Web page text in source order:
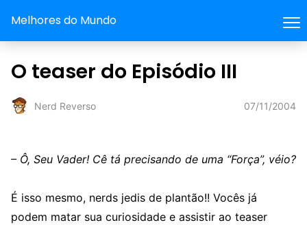
Melhores do Mundo
O teaser do Episódio III
Nerd Reverso 07/11/2004
– Ô, Seu Vader! Cê tá precisando de uma “Força”, véio?
É isso mesmo, nerds jedis de plantão!! Vocês já
podem matar sua curiosidade e assistir ao teaser